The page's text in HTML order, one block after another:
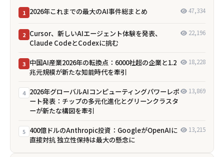
1 2026年これまでの最大のAI事件総まとめ 47,334
2 Cursor、新しいAIエージェント体験を発表、
Claude CodeとCodexに挑む
22,196
3 中国AI産業2026年の転換点：6000社超の企業と1.2
兆元規模が新たな知能時代を牽引
18,228
4 2026年グローバルAIコンピューティングパワーレポ
ート発表：チップの多元化進化とグリーンクラスタ
ーが新たな構図を牽引
13,869
5 400億ドルのAnthropic投資：GoogleがOpenAIに
直接対抗 独立性保持は最大の懸念に
13,215